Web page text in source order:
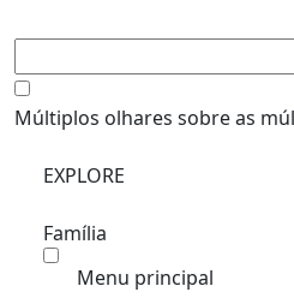
Múltiplos olhares sobre as
EXPLORE
Família
Menu principal